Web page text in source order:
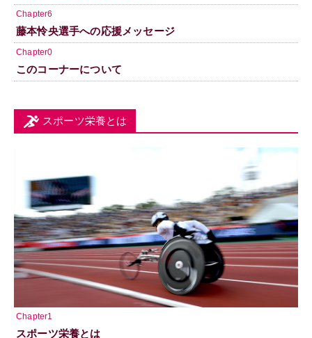
Chapter6
藤本怜央選手への応援メッセージ
Chapter0
このコーナーについて
スポーツ栄養とは
Chapter1
スポーツ栄養とは